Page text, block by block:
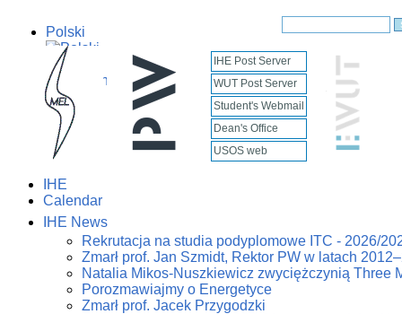
Polski
English
IHE Post Server
WUT Post Server
Student's Webmail
Dean's Office
USOS web
IHE
Calendar
IHE News
Rekrutacja na studia podyplomowe ITC - 2026/
Zmarł prof. Jan Szmidt, Rektor PW w latach
Natalia Mikos-Nuszkiewicz zwyciężczynią Three
Porozmawiajmy o Energetyce
Zmarł prof. Jacek Przygodzki